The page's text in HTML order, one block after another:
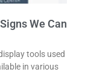
We Can
tools used
in various